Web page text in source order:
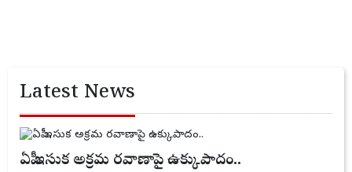
Latest News
ఏపీ ఇసుక అక్రమ రవాణాపై ఉక్కుపాదం..